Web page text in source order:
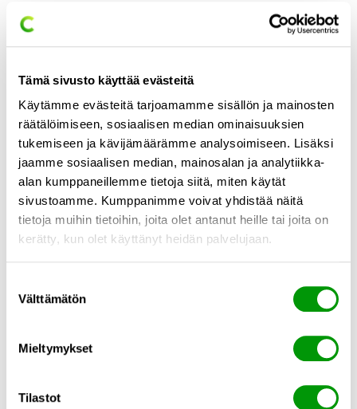
Tämä sivusto käyttää evästeitä
Käytämme evästeitä tarjoamamme sisällön ja mainosten
räätälöimiseen, sosiaalisen median ominaisuuksien
tukemiseen ja kävijämäärämme analysoimiseen. Lisäksi
jaamme sosiaalisen median, mainosalan ja analytiikka-
alan kumppaneillemme tietoja siitä, miten käytät
sivustoamme. Kumppanimme voivat yhdistää näitä
tietoja muihin tietoihin, joita olet antanut heille tai joita on
kerätty, kun olet käyttänyt heidän palvelujaan.
valinta
Välttämätön
Mieltymykset
Tilastot
itsepalveluna
vastaanottoa voidaan kehittää myös
kellonaikaan katsomatta.